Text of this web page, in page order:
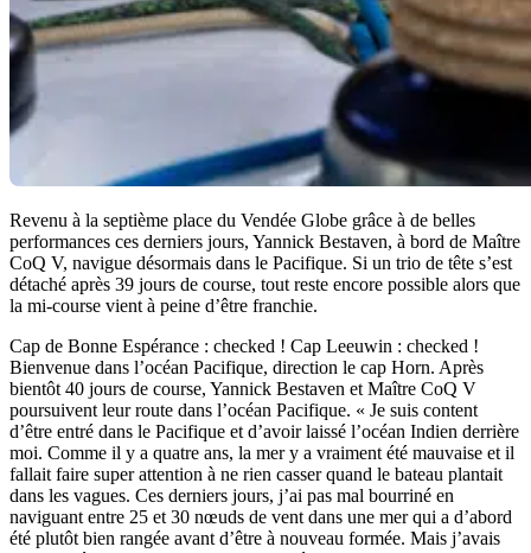
Revenu à la septième place du Vendée Globe grâce à de belles
performances ces derniers jours, Yannick Bestaven, à bord de Maître
CoQ V, navigue désormais dans le Pacifique. Si un trio de tête s’est
détaché après 39 jours de course, tout reste encore possible alors que
la mi-course vient à peine d’être franchie.
Cap de Bonne Espérance : checked ! Cap Leeuwin : checked !
Bienvenue dans l’océan Pacifique, direction le cap Horn. Après
bientôt 40 jours de course, Yannick Bestaven et Maître CoQ V
poursuivent leur route dans l’océan Pacifique. « Je suis content
d’être entré dans le Pacifique et d’avoir laissé l’océan Indien derrière
moi. Comme il y a quatre ans, la mer y a vraiment été mauvaise et il
fallait faire super attention à ne rien casser quand le bateau plantait
dans les vagues. Ces derniers jours, j’ai pas mal bourriné en
naviguant entre 25 et 30 nœuds de vent dans une mer qui a d’abord
été plutôt bien rangée avant d’être à nouveau formée. Mais j’avais